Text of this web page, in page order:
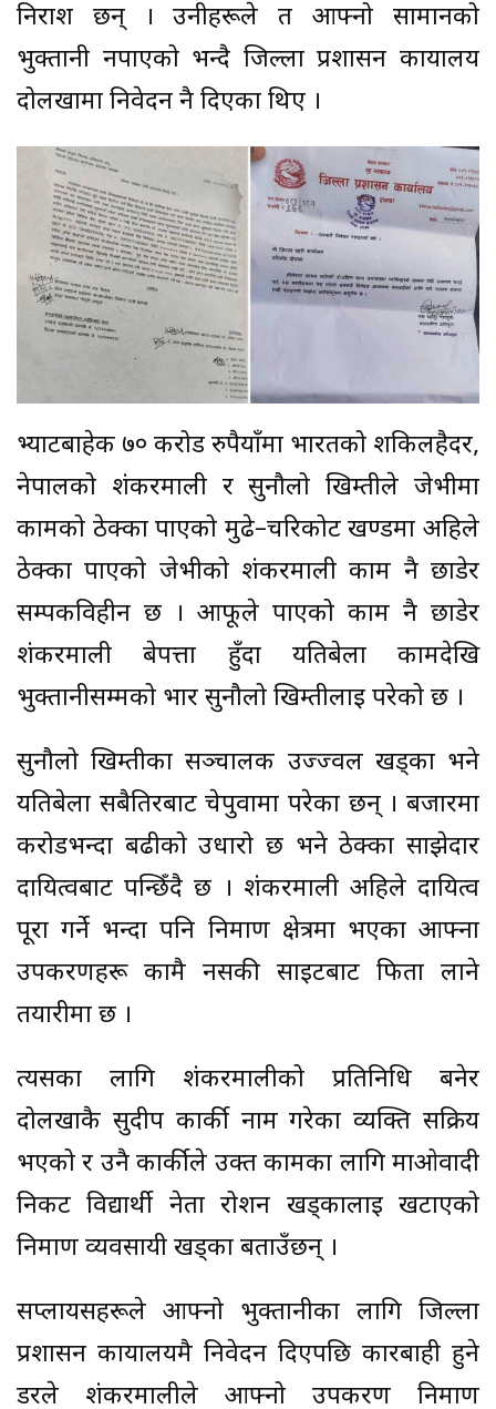
निराश छन् । उनीहरूले त आफ्नो सामानको
भुक्तानी नपाएको भन्दै जिल्ला प्रशासन कार्यालय
दोलखामा निवेदन नै दिएका थिए ।
भ्याटबाहेक ७० करोड रुपैयाँमा भारतको शकिलहैदर,
नेपालको शंकरमाली र सुनौलो खिम्तीले जेभीमा
कामको ठेक्का पाएको मुढे–चरिकोट खण्डमा अहिले
ठेक्का पाएको जेभीको शंकरमाली काम नै छाडेर
सम्पर्कविहीन छ । आफूले पाएको काम नै छाडेर
शंकरमाली बेपत्ता हुँदा यतिबेला कामदेखि
भुक्तानीसम्मको भार सुनौलो खिम्तीलाई परेको छ ।
सुनौलो खिम्तीका सञ्चालक उज्ज्वल खड्का भने
यतिबेला सबैतिरबाट चेपुवामा परेका छन् । बजारमा
करोडभन्दा बढीको उधारो छ भने ठेक्का साझेदार
दायित्वबाट पन्छिँदै छ । शंकरमाली अहिले दायित्व
पूरा गर्ने भन्दा पनि निर्माण क्षेत्रमा भएका आफ्ना
उपकरणहरू कामै नसकी साइटबाट फिर्ता लाने
तयारीमा छ ।
त्यसका लागि शंकरमालीको प्रतिनिधि बनेर
दोलखाकै सुदीप कार्की नाम गरेका व्यक्ति सक्रिय
भएको र उनै कार्कीले उक्त कामका लागि माओवादी
निकट विद्यार्थी नेता रोशन खड्कालाई खटाएको
निर्माण व्यवसायी खड्का बताउँछन् ।
सप्लायर्सहरूले आफ्नो भुक्तानीका लागि जिल्ला
प्रशासन कार्यालयमै निवेदन दिएपछि कारबाही हुने
डरले शंकरमालीले आफ्नो उपकरण निर्माण